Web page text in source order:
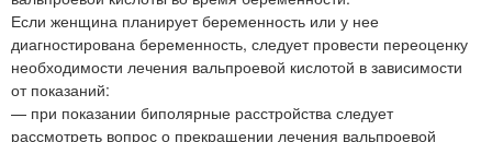
Если женщина планирует беременность или у нее
диагностирована беременность, следует провести переоценку
необходимости лечения вальпроевой кислотой в зависимости
от показаний:
— при показании биполярные расстройства следует
рассмотреть вопрос о прекращении лечения вальпроевой